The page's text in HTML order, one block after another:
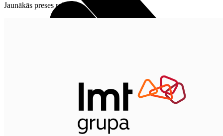
Jaunākās preses relīzes